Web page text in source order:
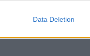
Data Deletion